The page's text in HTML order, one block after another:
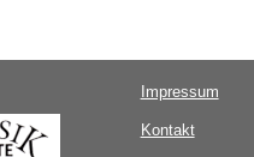
Impressum
Kontakt